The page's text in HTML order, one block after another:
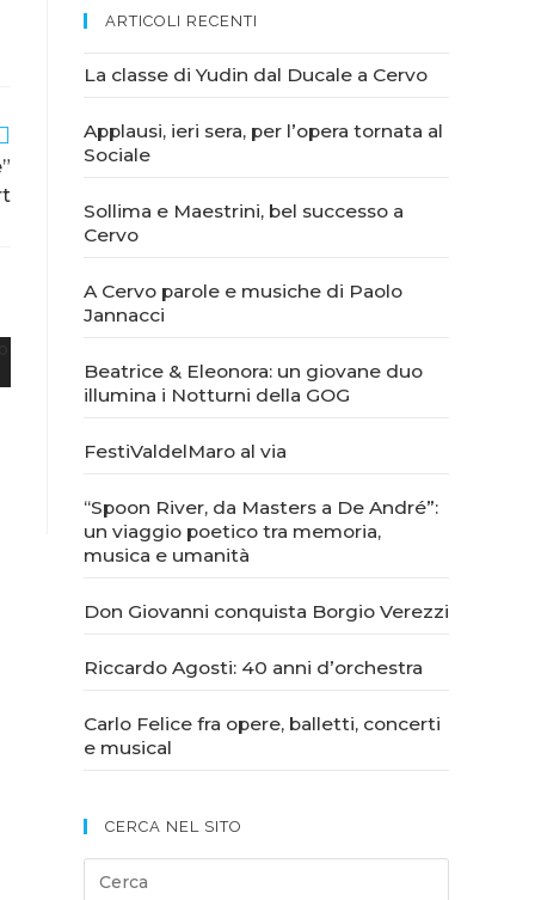
ARTICOLI RECENTI
La classe di Yudin dal Ducale a Cervo
Applausi, ieri sera, per l’opera tornata al
Sociale
Sollima e Maestrini, bel successo a
Cervo
A Cervo parole e musiche di Paolo
Jannacci
Beatrice & Eleonora: un giovane duo
illumina i Notturni della GOG
FestiValdelMaro al via
“Spoon River, da Masters a De André”:
un viaggio poetico tra memoria,
musica e umanità
Don Giovanni conquista Borgio Verezzi
Riccardo Agosti: 40 anni d’orchestra
Carlo Felice fra opere, balletti, concerti
e musical
CERCA NEL SITO